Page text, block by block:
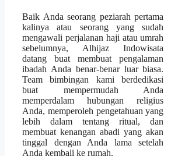
Baik Anda seorang peziarah pertama
kalinya atau seorang yang sudah
mengawali perjalanan haji atau umrah
sebelumnya, Alhijaz Indowisata
datang buat membuat pengalaman
ibadah Anda benar-benar luar biasa.
Team bimbingan kami berdedikasi
buat mempermudah Anda
memperdalam hubungan religius
Anda, memperoleh pengetahuan yang
lebih dalam tentang ritual, dan
membuat kenangan abadi yang akan
tinggal dengan Anda lama setelah
Anda kembali ke rumah.